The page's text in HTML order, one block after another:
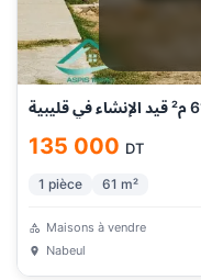
135 000 DT
1 pièce 61 m²
Maisons à vendre
Nabeul